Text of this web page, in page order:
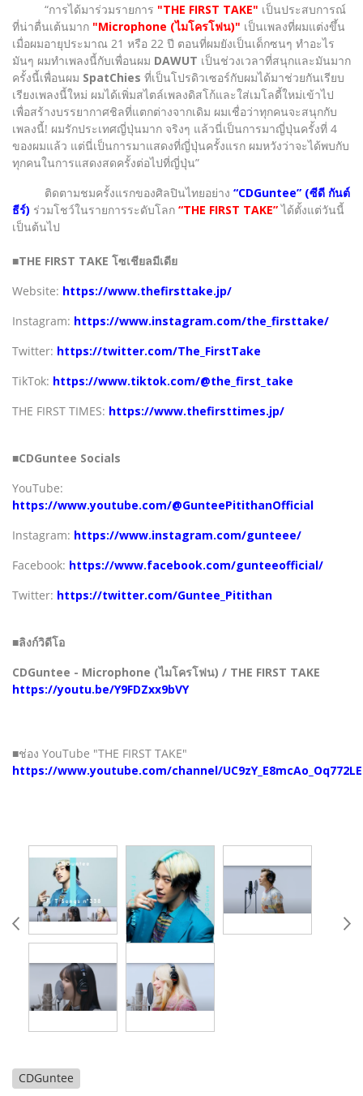
“การได้มาร่วมรายการ "THE FIRST TAKE" เป็นประสบการณ์
ที่น่าตื่นเต้นมาก "Microphone (ไมโครโฟน)" เป็นเพลงที่ผมแต่งขึ้น
เมื่อผมอายุประมาณ 21 หรือ 22 ปี ตอนที่ผมยังเป็นเด็กซนๆ ทำอะไร
มันๆ ผมทำเพลงนี้กับเพื่อนผม DAWUT เป็นช่วงเวลาที่สนุกและมันมาก
ครั้งนี้เพื่อนผม SpatChies ที่เป็นโปรดิวเซอร์กับผมได้มาช่วยกันเรียบ
เรียงเพลงนี้ใหม่ ผมได้เพิ่มสไตล์เพลงดิสโก้และใส่เมโลดี้ใหม่เข้าไป
เพื่อสร้างบรรยากาศชิลที่แตกต่างจากเดิม ผมเชื่อว่าทุกคนจะสนุกกับ
เพลงนี้! ผมรักประเทศญี่ปุ่นมาก จริงๆ แล้วนี่เป็นการมาญี่ปุ่นครั้งที่ 4
ของผมแล้ว แต่นี่เป็นการมาแสดงที่ญี่ปุ่นครั้งแรก ผมหวังว่าจะได้พบกับ
ทุกคนในการแสดงสดครั้งต่อไปที่ญี่ปุ่น”
ติดตามชมครั้งแรกของศิลปินไทยอย่าง “CDGuntee” (ซีดี กันต์
ธีร์) ร่วมโชว์ในรายการระดับโลก “THE FIRST TAKE” ได้ตั้งแต่วันนี้
เป็นต้นไป
■THE FIRST TAKE โซเชียลมีเดีย
Website: https://www.thefirsttake.jp/
Instagram: https://www.instagram.com/the_firsttake/
Twitter: https://twitter.com/The_FirstTake
TikTok: https://www.tiktok.com/@the_first_take
THE FIRST TIMES: https://www.thefirsttimes.jp/
■CDGuntee Socials
YouTube:
https://www.youtube.com/@GunteePitithanOfficial
Instagram: https://www.instagram.com/gunteee/
Facebook: https://www.facebook.com/gunteeofficial/
Twitter: https://twitter.com/Guntee_Pitithan
■ลิงก์วิดีโอ
CDGuntee - Microphone (ไมโครโฟน) / THE FIRST TAKE
https://youtu.be/Y9FDZxx9bVY
■ช่อง YouTube "THE FIRST TAKE"
https://www.youtube.com/channel/
CDGuntee